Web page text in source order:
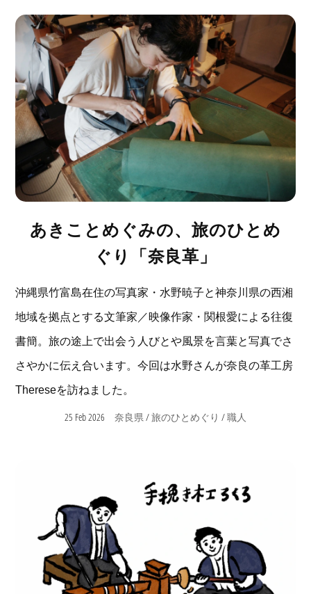
あきことめぐみの、旅のひとめ
ぐり「奈良革」
沖縄県竹富島在住の写真家・水野暁子と神奈川県の西湘
地域を拠点とする文筆家／映像作家・関根愛による往復
書簡。旅の途上で出会う人びとや風景を言葉と写真でさ
さやかに伝え合います。今回は水野さんが奈良の革工房
Thereseを訪ねました。
25 Feb 2026 奈良県 /旅のひとめぐり /職人